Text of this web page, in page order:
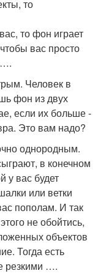
то
то фон играет
вас просто
….
Человек в
фон из двух
если их больше -
Это вам надо?
однородным.
в конечном
у вас будет
или ветки
пополам. И так
не обойтись,
объектов
Тогда есть
резкими ….